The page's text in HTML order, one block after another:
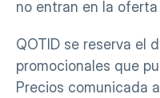
no entran en la oferta
QOTID se reserva el
promocionales que
Precios comunicada